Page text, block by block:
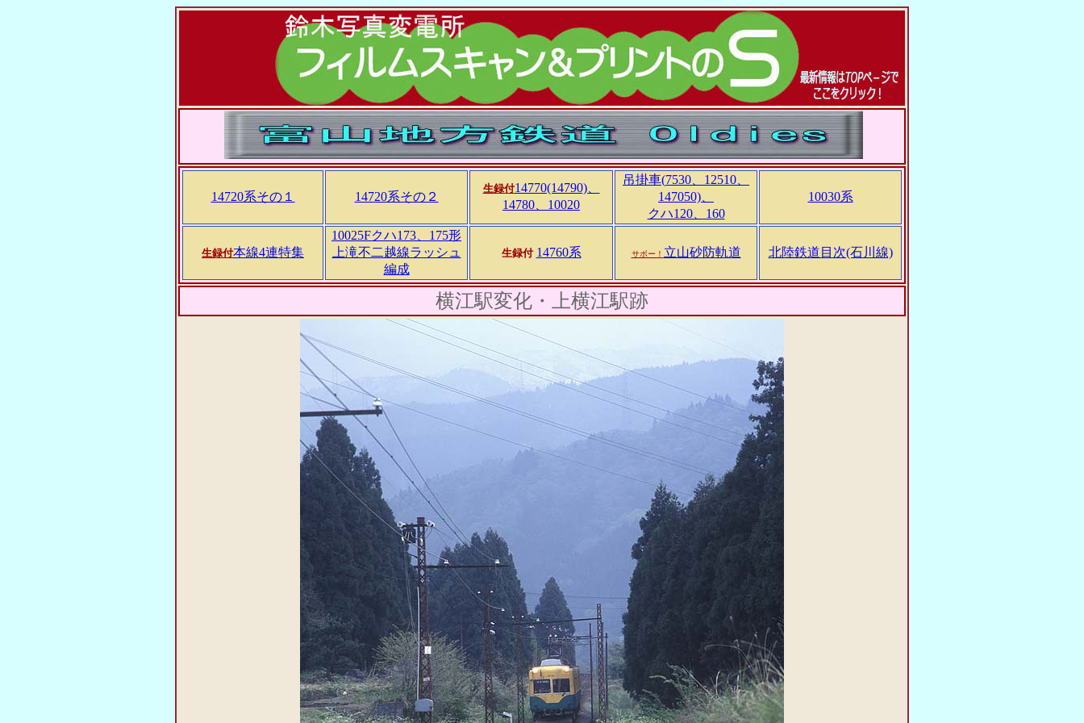
14720系その１ 14720系その２
生録付14770(14790)、
14780、10020
吊掛車(7530、12510、
147050)、
クハ120、160
10030系
生録付本線4連特集
10025Fクハ173、175形
上滝不二越線ラッシュ
編成
生録付 14760系 サボー！ 立山砂防軌道 北陸鉄道目次(石川線)
横江駅変化・上横江駅跡